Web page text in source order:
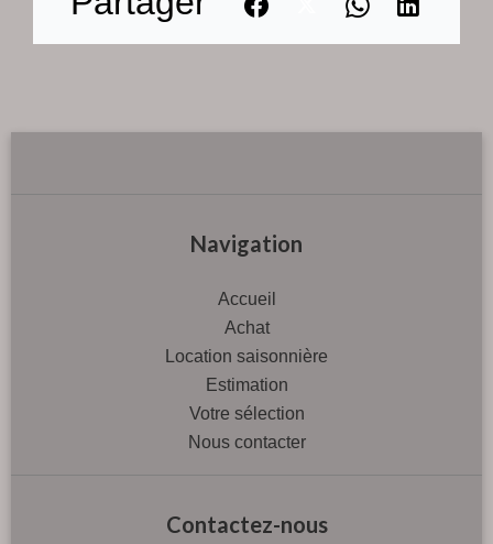
Navigation
Accueil
Achat
Location saisonnière
Estimation
Votre sélection
Nous contacter
Contactez-nous